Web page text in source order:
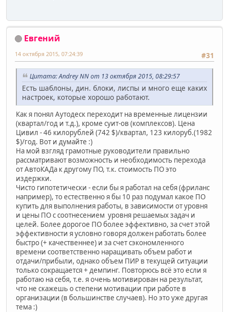
Евгений
#31
14 октября 2015, 07:24:39
Цитата: Andrey NN от 13 октября 2015, 08:29:57
Есть шаблоны, дин. блоки, лиспы и много еще каких
настроек, которые хорошо работают.
Как я понял Аутодеск переходит на временные лицензии
(квартал/год и т.д.), кроме суит-ов (комплексов). Цена
Цивил - 46 килорублей (742 $)/квартал, 123 килоруб.(1982
$)/год. Вот и думайте :)
На мой взгляд грамотные руководители правильно
рассматривают возможность и необходимость перехода
от АвтоКАДа к другому ПО, т.к. стоимость ПО это
издержки.
Чисто гипотетически - если бы я работал на себя (фриланс
например), то естественно я бы 10 раз подумал какое ПО
купить для выполнения работы, в зависимости от уровня
и цены ПО с соотнесением уровня решаемых задач и
целей. Более дорогое ПО более эффективно, за счет этой
эффективности я условно говоря должен работать более
быстро (+ качественнее) и за счет сэкономленного
времени соответственно наращивать объем работ и
отдачи/прибыли, однако объем ПИР в текущей ситуации
только сокращается + демпинг. Повторюсь всё это если я
работаю на себя, т.е. я очень мотивирован на результат,
что не скажешь о степени мотивации при работе в
организации (в большинстве случаев). Но это уже другая
тема :)